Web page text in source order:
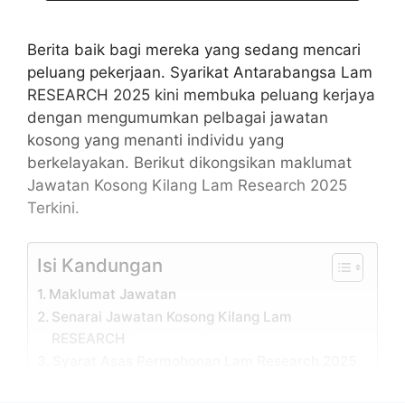
Berita baik bagi mereka yang sedang mencari
peluang pekerjaan. Syarikat Antarabangsa Lam
RESEARCH 2025 kini membuka peluang kerjaya
dengan mengumumkan pelbagai jawatan
kosong yang menanti individu yang
berkelayakan. Berikut dikongsikan maklumat
Jawatan Kosong Kilang Lam Research 2025
Terkini.
Isi Kandungan
Maklumat Jawatan
Senarai Jawatan Kosong Kilang Lam
RESEARCH